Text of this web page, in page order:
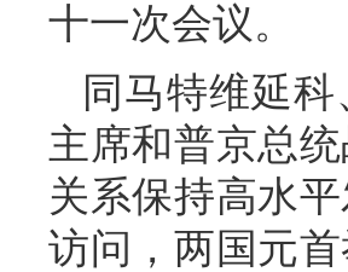
十一次会议。
同马特维延
主席和普京总
关系保持高水
访问，两国元